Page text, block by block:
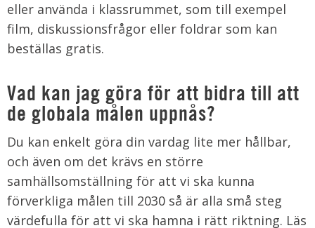
eller använda i klassrummet, som till exempel
film, diskussionsfrågor eller foldrar som kan
beställas gratis.
Vad kan jag göra för att bidra till att
de globala målen uppnås?
Du kan enkelt göra din vardag lite mer hållbar,
och även om det krävs en större
samhällsomställning för att vi ska kunna
förverkliga målen till 2030 så är alla små steg
värdefulla för att vi ska hamna i rätt riktning. Läs